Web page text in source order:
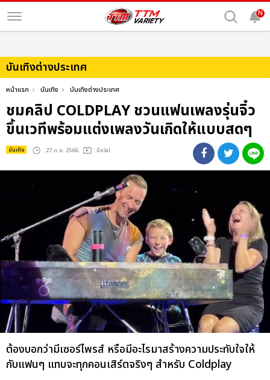
N
บันเทิงต่างประเทศ
หน้าแรก บันเทิง บันเทิงต่างประเทศ
ชมคลิป COLDPLAY ชวนแฟนเพลงรุ่นจิ๋ว
ขึ้นเวทีพร้อมแต่งเพลงวันเกิดให้แบบสดๆ
บันเทิง : 27 ก.ย. 2566 : มีคลิป
ต้องบอกว่ามีเซอร์ไพรส์ หรือมีอะไรมาสร้างความประทับใจให้
กับแฟนๆ แทบจะทุกคอนเสิร์ตจริงๆ สำหรับ Coldplay